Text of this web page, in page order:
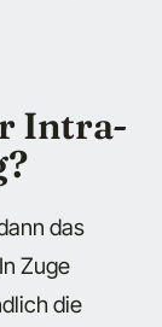
Intra-
das
Zuge
die